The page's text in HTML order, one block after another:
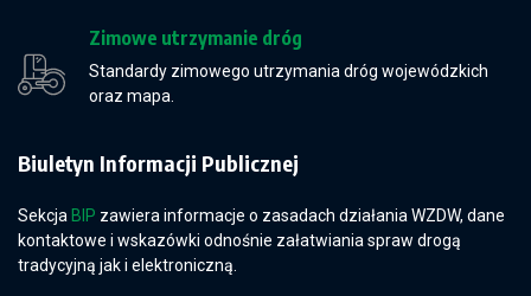
Zimowe utrzymanie dróg
Standardy zimowego utrzymania dróg wojewódzkich
oraz mapa.
Biuletyn Informacji Publicznej
Sekcja BIP zawiera informacje o zasadach działania WZDW, dane
kontaktowe i wskazówki odnośnie załatwiania spraw drogą
tradycyjną jak i elektroniczną.